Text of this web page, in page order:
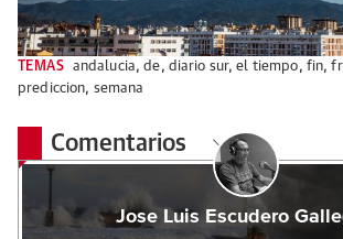
TEMAS andalucia,de, diario sur,el tiempo, fin,
prediccion, semana
Comentarios
Jose Luis Escudero